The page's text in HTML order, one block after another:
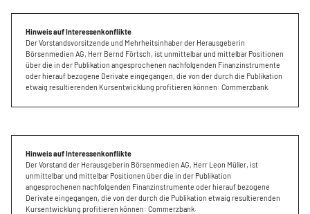
Hinweis auf Interessenkonflikte
Der Vorstandsvorsitzende und Mehrheitsinhaber der Herausgeberin
Börsenmedien AG, Herr Bernd Förtsch, ist unmittelbar und mittelbar Positionen
über die in der Publikation angesprochenen nachfolgenden Finanzinstrumente
oder hierauf bezogene Derivate eingegangen, die von der durch die Publikation
etwaig resultierenden Kursentwicklung profitieren können: Commerzbank.
Hinweis auf Interessenkonflikte
Der Vorstand der Herausgeberin Börsenmedien AG, Herr Leon Müller, ist
unmittelbar und mittelbar Positionen über die in der Publikation
angesprochenen nachfolgenden Finanzinstrumente oder hierauf bezogene
Derivate eingegangen, die von der durch die Publikation etwaig resultierenden
Kursentwicklung profitieren können: Commerzbank.